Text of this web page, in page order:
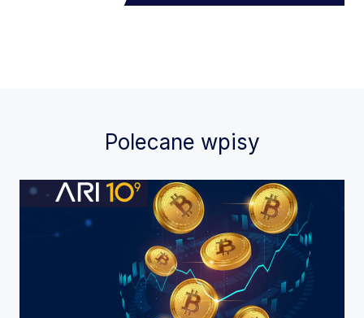
Polecane wpisy